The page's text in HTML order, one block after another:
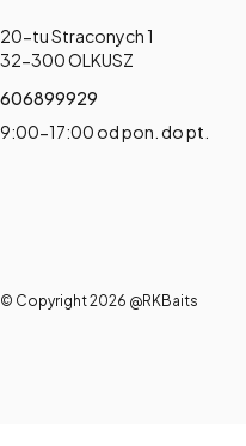
Adres:
20-tu Straconych 1
32-300 OLKUSZ
606899929
9:00-17:00 od pon. do pt.
© Copyright 2026 @RKBaits